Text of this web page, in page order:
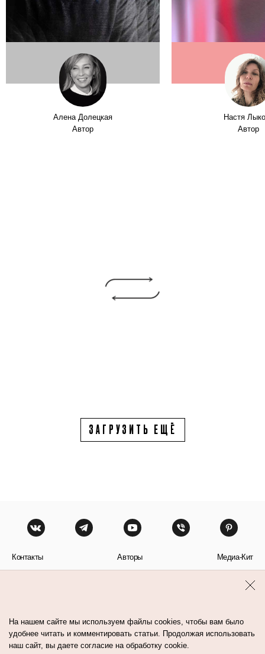
Алена Долецкая
Автор
Настя
Автор
ЗАГРУЗИТЬ ЕЩЁ
Контакты Авторы Медиа-Кит
На нашем сайте мы используем файлы cookies, чтобы вам было
удобнее читать и комментировать статьи. Продолжая использовать
наш сайт, вы даете согласие на обработку cookie.